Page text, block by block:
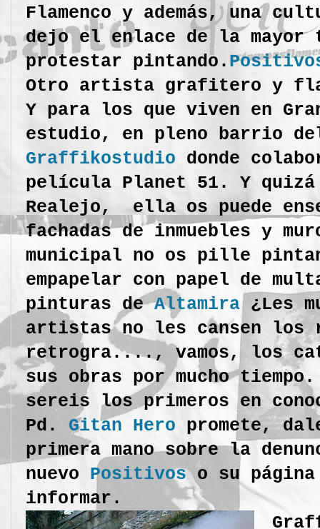
Flamenco y además, una
dejo el enlace de la
protestar pintando.
Otro artista grafitero y
Y para los que viven en
estudio, en pleno barrio
Graffikostudio donde
película Planet 51. Y
Realejo, ella os puede
fachadas de inmuebles y
municipal no os pille
empapelar con papel de
pinturas deAltamira¿Les
artistas no les cansen
retrogra...., vamos, los
sus obras por mucho
sereis los primeros en
Pd. Gitan Hero promete,
primera mano sobre la
nuevo Positivoso su página
informar.